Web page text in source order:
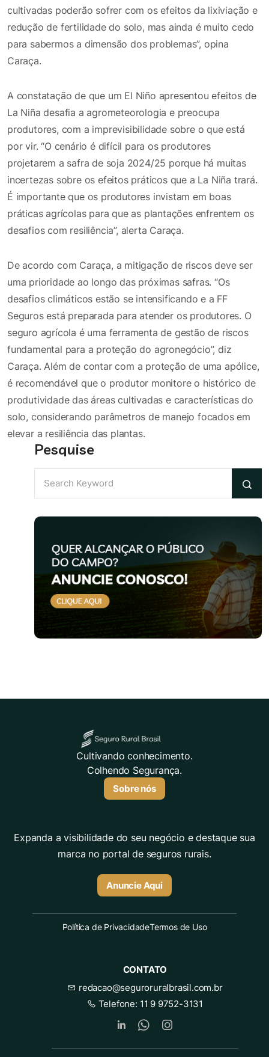
cultivadas poderão sofrer com os efeitos da lixiviação e
redução de fertilidade do solo, mas ainda é muito cedo
para sabermos a dimensão dos problemas”, opina
Caraça.
A constatação de que um El Niño apresentou efeitos de
La Niña desafia a agrometeorologia e preocupa
produtores, com a imprevisibilidade sobre o que está
por vir. “O cenário é difícil para os produtores
projetarem a safra de soja 2024/25 porque há muitas
incertezas sobre os efeitos práticos que a La Niña trará.
É importante que os produtores invistam em boas
práticas agrícolas para que as plantações enfrentem os
desafios com resiliência”, alerta Caraça.
De acordo com Caraça, a mitigação de riscos deve ser
uma prioridade ao longo das próximas safras. “Os
desafios climáticos estão se intensificando e a FF
Seguros está preparada para atender os produtores. O
seguro agrícola é uma ferramenta de gestão de riscos
fundamental para a proteção do agronegócio”, diz
Caraça. Além de contar com a proteção de uma apólice,
é recomendável que o produtor monitore o histórico de
produtividade das áreas cultivadas e características do
solo, considerando parâmetros de manejo focados em
elevar a resiliência das plantas.
Pesquise
Cultivando conhecimento.
Colhendo Segurança.
Sobre nós
Expanda a visibilidade do seu negócio e destaque sua
marca no portal de seguros rurais.
Anuncie Aqui
Política de PrivacidadeTermos de Uso
CONTATO
redacao@seguroruralbrasil.com.br
Telefone: 11 9 9752-3131